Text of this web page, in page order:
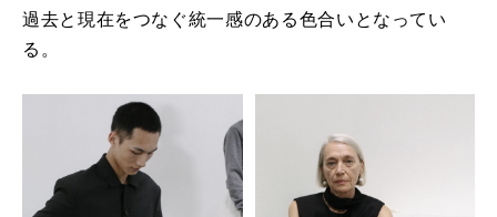
過去と現在をつなぐ統一感のある色合いとなってい
る。